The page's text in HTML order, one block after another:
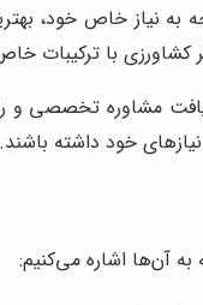
به نیاز خاص خود،
کشاورزی با
مشاوره تخصصی و
خود داشته باشند.
به آن‌ها اشاره می‌کنیم: